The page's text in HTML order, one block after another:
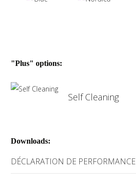
"Plus" options:
Self Cleaning
Downloads:
DÉCLARATION DE PERFORMANCE